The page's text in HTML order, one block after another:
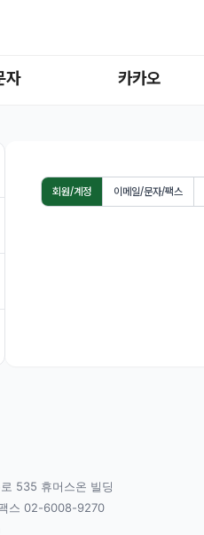
자 카카오
회원/계정 이메일/문자/팩스
535 휴머스온 빌딩
스 02-6008-9270